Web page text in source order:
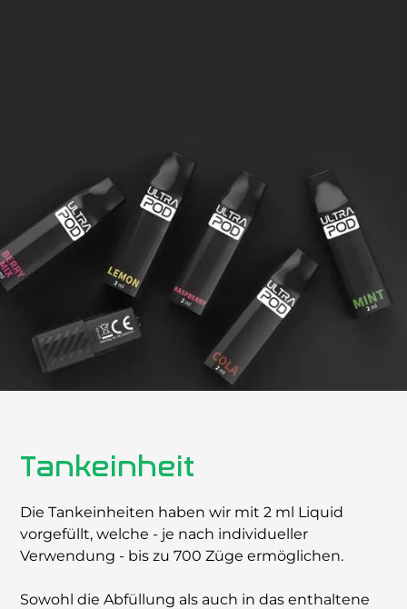
Tankeinheit
Die Tankeinheiten haben wir mit 2 ml Liquid
vorgefüllt, welche - je nach individueller
Verwendung - bis zu 700 Züge ermöglichen.
Sowohl die Abfüllung als auch in das enthaltene